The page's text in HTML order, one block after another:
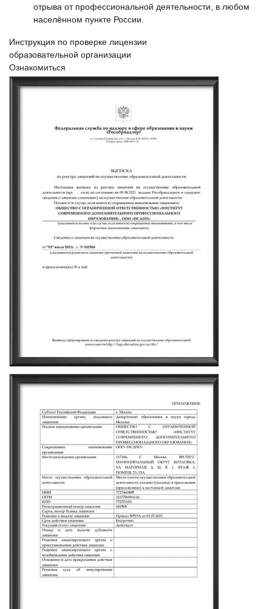
отрыва от профессиональной деятельности, в любом
населённом пункте России.
Инструкция по проверке лицензии
образовательной организации
Ознакомиться